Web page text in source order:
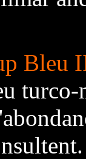
Bleu